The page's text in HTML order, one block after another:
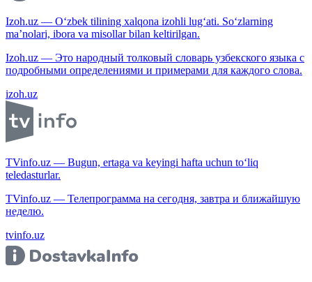
Izoh.uz — O‘zbek tilining xalqona izohli lug‘ati. So‘zlarning
ma’nolari, ibora va misollar bilan keltirilgan.
Izoh.uz — Это народный толковый словарь узбекского языка с
подробными определениями и примерами для каждого слова.
izoh.uz
TVinfo.uz — Bugun, ertaga va keyingi hafta uchun to‘liq
teledasturlar.
TVinfo.uz — Телепрограмма на сегодня, завтра и ближайшую
неделю.
tvinfo.uz